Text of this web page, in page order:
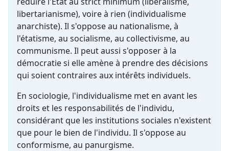
libertarianisme), voire à rien (individualisme
anarchiste). Il s'oppose au nationalisme, à
l'étatisme, au socialisme, au collectivisme, au
communisme. Il peut aussi s'opposer à la
démocratie si elle amène à prendre des décisions
qui soient contraires aux intérêts individuels.
En sociologie, l'individualisme met en avant les
droits et les responsabilités de l'individu,
considérant que les institutions sociales n'existent
que pour le bien de l'individu. Il s'oppose au
conformisme, au panurgisme.